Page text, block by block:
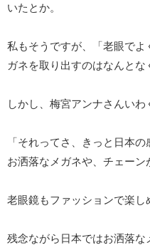
いたとか。
私もそうですが、「老眼でよ
ガネを取り出すのはなんとな
しかし、梅宮アンナさんいわ
「それってさ、きっと日本
お洒落なメガネや、チェーン
老眼鏡もファッションで楽し
残念ながら日本ではお洒落な